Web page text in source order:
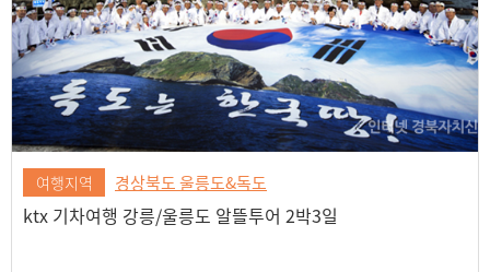
여행지역 경상북도 울릉도&독도
ktx 기차여행 강릉/울릉도 알뜰투어 2박3일